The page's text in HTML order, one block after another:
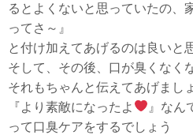
るとよくないと思っていたの、
ってさ～』
と付け加えてあげるのは良いと
そして、その後、口が臭くなく
それもちゃんと伝えてあげまし
『より素敵になったよ
』なん
って口臭ケアをするでしょう